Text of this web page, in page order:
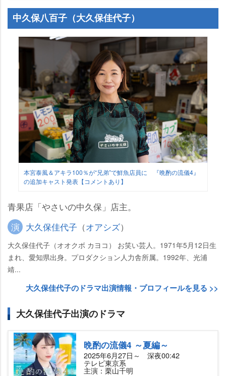
中久保八百子（大久保佳代子）
本宮泰風＆アキラ100％が“兄弟”で鮮魚店員に 『晩酌の流儀4』
の追加キャスト発表【コメントあり】
青果店「やさいの中久保」店主。
演 大久保佳代子 （オアシズ）
大久保佳代子（オオクボ カヨコ） お笑い芸人。1971年5月12日生
まれ、愛知県出身。プロダクション人力舎所属。1992年、光浦
靖...
大久保佳代子のドラマ出演情報・プロフィールを見る >>
大久保佳代子出演のドラマ
晩酌の流儀4 ～夏編～
2025年6月27日～ 深夜00:42
テレビ東京系
主演：栗山千明